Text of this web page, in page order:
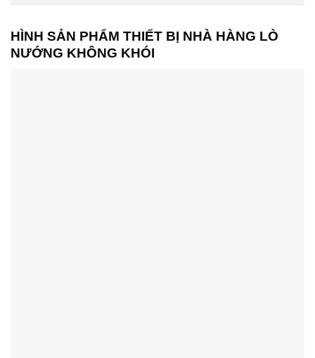
HÌNH SẢN PHẨM THIẾT BỊ NHÀ HÀNG LÒ
NƯỚNG KHÔNG KHÓI